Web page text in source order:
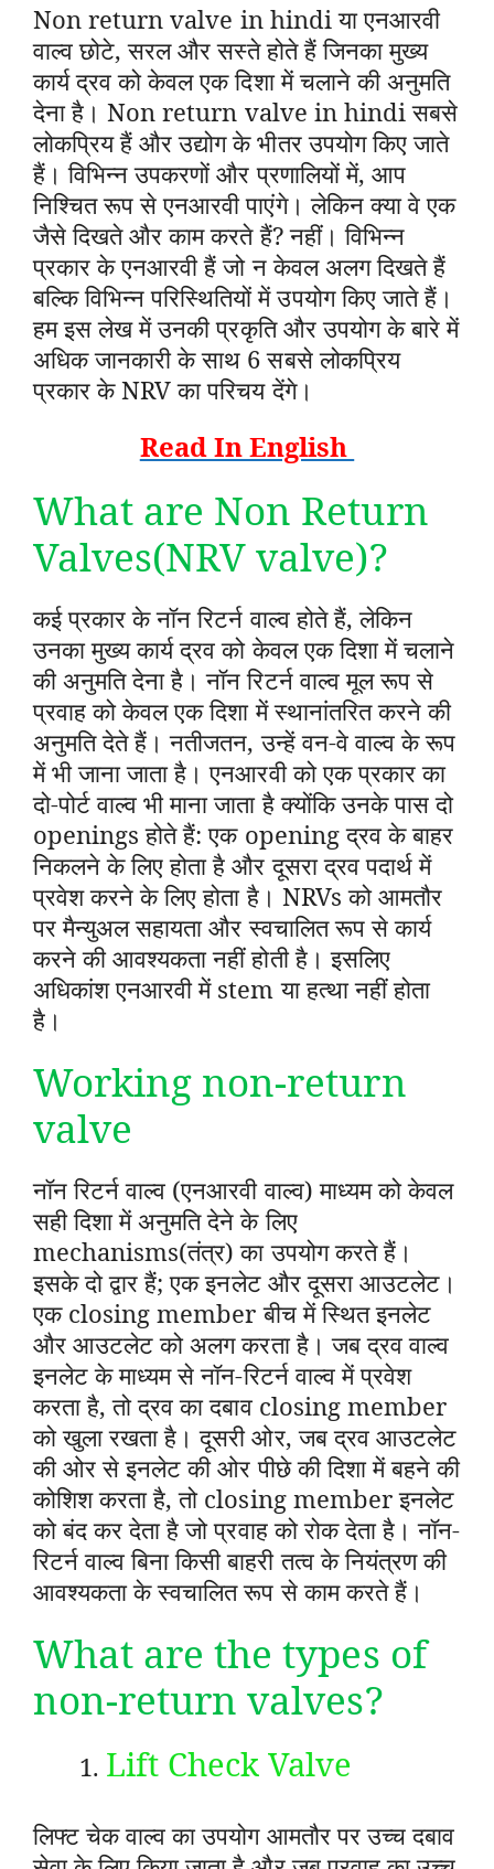
Non return valve in hindi या एनआरवी
वाल्व छोटे, सरल और सस्ते होते हैं जिनका मुख्य
कार्य द्रव को केवल एक दिशा में चलाने की अनुमति
देना है। Non return valve in hindi सबसे
लोकप्रिय हैं और उद्योग के भीतर उपयोग किए जाते
हैं। विभिन्न उपकरणों और प्रणालियों में, आप
निश्चित रूप से एनआरवी पाएंगे। लेकिन क्या वे एक
जैसे दिखते और काम करते हैं? नहीं। विभिन्न
प्रकार के एनआरवी हैं जो न केवल अलग दिखते हैं
बल्कि विभिन्न परिस्थितियों में उपयोग किए जाते हैं।
हम इस लेख में उनकी प्रकृति और उपयोग के बारे में
अधिक जानकारी के साथ 6 सबसे लोकप्रिय
प्रकार के NRV का परिचय देंगे।
Read In English
What are Non Return
Valves(NRV valve)?
कई प्रकार के नॉन रिटर्न वाल्व होते हैं, लेकिन
उनका मुख्य कार्य द्रव को केवल एक दिशा में चलाने
की अनुमति देना है। नॉन रिटर्न वाल्व मूल रूप से
प्रवाह को केवल एक दिशा में स्थानांतरित करने की
अनुमति देते हैं। नतीजतन, उन्हें वन-वे वाल्व के रूप
में भी जाना जाता है। एनआरवी को एक प्रकार का
दो-पोर्ट वाल्व भी माना जाता है क्योंकि उनके पास दो
openings होते हैं: एक opening द्रव के बाहर
निकलने के लिए होता है और दूसरा द्रव पदार्थ में
प्रवेश करने के लिए होता है। NRVs को आमतौर
पर मैन्युअल सहायता और स्वचालित रूप से कार्य
करने की आवश्यकता नहीं होती है। इसलिए
अधिकांश एनआरवी में stem या हत्था नहीं होता
है।
Working non-return
valve
नॉन रिटर्न वाल्व (एनआरवी वाल्व) माध्यम को केवल
सही दिशा में अनुमति देने के लिए
mechanisms(तंत्र) का उपयोग करते हैं।
इसके दो द्वार हैं; एक इनलेट और दूसरा आउटलेट।
एक closing member बीच में स्थित इनलेट
और आउटलेट को अलग करता है। जब द्रव वाल्व
इनलेट के माध्यम से नॉन-रिटर्न वाल्व में प्रवेश
करता है, तो द्रव का दबाव closing member
को खुला रखता है। दूसरी ओर, जब द्रव आउटलेट
की ओर से इनलेट की ओर पीछे की दिशा में बहने की
कोशिश करता है, तो closing member इनलेट
को बंद कर देता है जो प्रवाह को रोक देता है। नॉन-
रिटर्न वाल्व बिना किसी बाहरी तत्व के नियंत्रण की
आवश्यकता के स्वचालित रूप से काम करते हैं।
What are the types of
non-return valves?
Lift Check Valve
लिफ्ट चेक वाल्व का उपयोग आमतौर पर उच्च दबाव